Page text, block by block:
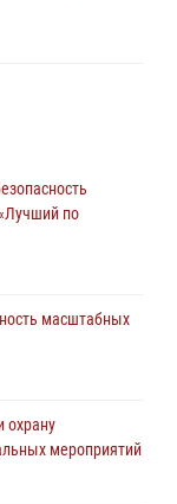
отреагировали
супруге
по
масштабных
охрану
мероприятий